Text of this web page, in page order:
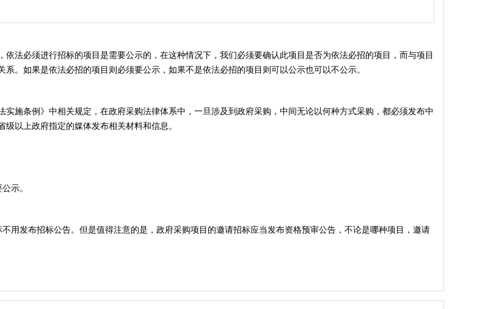
依法必须进行招标的项目是需要公示的，在这种情况下，我们必须要确认此项目是否为依法必招的项目，而与项目
系。如果是依法必招的项目则必须要公示，如果不是依法必招的项目则可以公示也可以不公示。
实施条例》中相关规定，在政府采购法律体系中，一旦涉及到政府采购，中间无论以何种方式采购，都必须发布中
级以上政府指定的媒体发布相关材料和信息。
示。
用发布招标公告。但是值得注意的是，政府采购项目的邀请招标应当发布资格预审公告，不论是哪种项目，邀请